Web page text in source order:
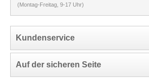
(Montag-Freitag, 9-17 Uhr)
Kundenservice
Auf der sicheren Seite